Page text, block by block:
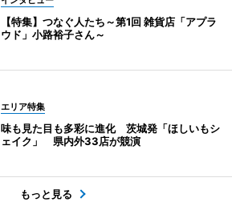
【特集】つなぐ人たち～第1回 雑貨店「アプラ
ウド」小路裕子さん～
エリア特集
味も見た目も多彩に進化 茨城発「ほしいもシ
ェイク」 県内外33店が競演
もっと見る